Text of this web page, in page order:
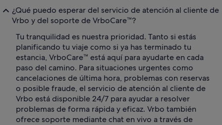
¿Qué puedo esperar del servicio de atención al cliente de
Vrbo y del soporte de VrboCare™?
Tu tranquilidad es nuestra prioridad. Tanto si estás
planificando tu viaje como si ya has terminado tu
estancia, VrboCare™ está aquí para ayudarte en cada
paso del camino. Para situaciones urgentes como
cancelaciones de última hora, problemas con reservas
o posible fraude, el servicio de atención al cliente de
Vrbo está disponible 24/7 para ayudar a resolver
problemas de forma rápida y eficaz. Vrbo también
ofrece soporte mediante chat en vivo a través de